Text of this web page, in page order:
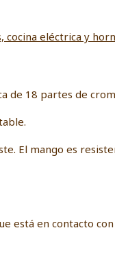
cocina eléctrica y
de 18 partes de
El mango es
está en contacto